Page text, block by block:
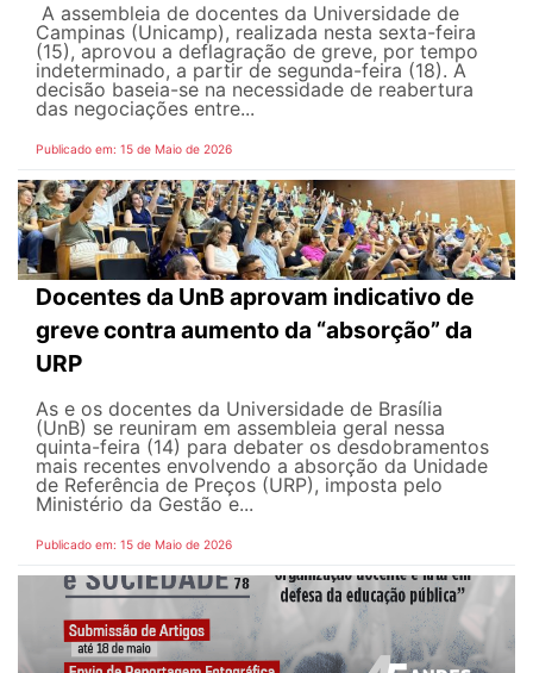
A assembleia de docentes da Universidade de
Campinas (Unicamp), realizada nesta sexta-feira
(15), aprovou a deflagração de greve, por tempo
indeterminado, a partir de segunda-feira (18). A
decisão baseia-se na necessidade de reabertura
das negociações entre...
Publicado em: 15 de Maio de 2026
Docentes da UnB aprovam indicativo de
greve contra aumento da “absorção” da
URP
As e os docentes da Universidade de Brasília
(UnB) se reuniram em assembleia geral nessa
quinta-feira (14) para debater os desdobramentos
mais recentes envolvendo a absorção da Unidade
de Referência de Preços (URP), imposta pelo
Ministério da Gestão e...
Publicado em: 15 de Maio de 2026